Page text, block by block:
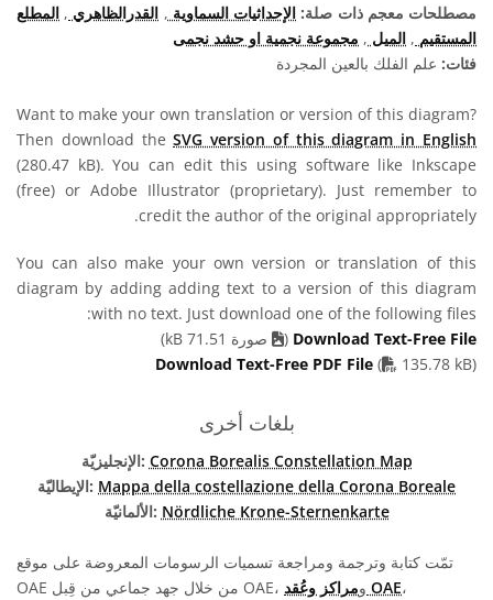
مصطلحات معجم ذات صلة: الإحداثيات السماوية , القدرالظاهري , المطلع
المستقيم , الميل , مجموعة نجمية او حشد نجمى
فئات: علم الفلك بالعين المجردة
Want to make your own translation or version of this diagram?
Then download theSVG version of this diagram in English
(280.47 kB). You can edit this using software like Inkscape
(free) or Adobe Illustrator (proprietary). Just remember to
credit the author of the original appropriately.
You can also make your own version or translation of this
diagram by adding adding text to a version of this diagram
with no text. Just download one of the following files:
Download Text-Free File
(
صورة 71.51 kB)
Download Text-Free PDF File (
PDF file 135.78 kB)
بلغات أخرى
الإنجليزيّة: Corona Borealis Constellation Map
الإيطاليّة: Mappa della costellazione della Corona Boreale
الألمانيّة: Nördliche Krone-Sternenkarte
تمّت كتابة وترجمة ومراجعة تسميات الرسومات المعروضة على موقع
OAE من خلال جهد جماعي من قِبل OAE، و مراكز وعُقد OAE،